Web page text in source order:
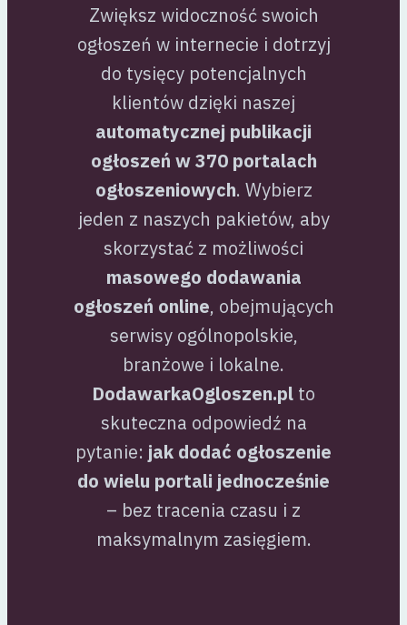
Zwiększ widoczność swoich
ogłoszeń w internecie i dotrzyj
do tysięcy potencjalnych
klientów dzięki naszej
automatycznej publikacji
ogłoszeń w 370 portalach
ogłoszeniowych. Wybierz
jeden z naszych pakietów, aby
skorzystać z możliwości
masowego dodawania
ogłoszeń online, obejmujących
serwisy ogólnopolskie,
branżowe i lokalne.
DodawarkaOgloszen.pl to
skuteczna odpowiedź na
pytanie: jak dodać ogłoszenie
do wielu portali jednocześnie
– bez tracenia czasu i z
maksymalnym zasięgiem.